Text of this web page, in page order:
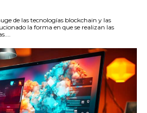
de las tecnologías blockchain y las
la forma en que se realizan las